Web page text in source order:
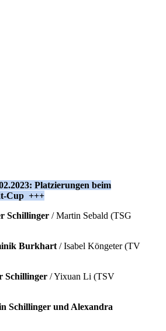
Platzierungen beim
Cup +++
Schillinger/ Martin Sebald (TSG
Burkhart/ Isabel Köngeter (TV
Schillinger/ Yixuan Li (TSV
Schillinger und Alexandra